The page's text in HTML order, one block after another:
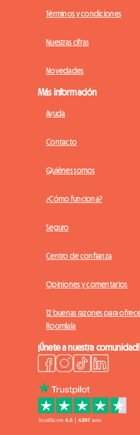
Términos y condiciones
Nuestras cifras
Novedades
Más información
Ayuda
Contacto
Quiénes somos
¿Cómo funciona?
Seguro
Centro de confianza
Opiniones y comentarios
12 buenas razones para
Roomlala
¡Únete a nuestra comunidad!